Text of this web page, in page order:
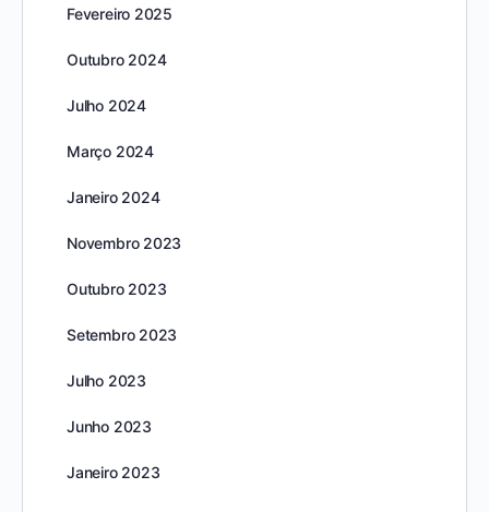
Fevereiro 2025
Outubro 2024
Julho 2024
Março 2024
Janeiro 2024
Novembro 2023
Outubro 2023
Setembro 2023
Julho 2023
Junho 2023
Janeiro 2023